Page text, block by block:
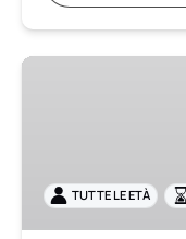
Trasferimento
privato
di
TUTTE LE ETÀ